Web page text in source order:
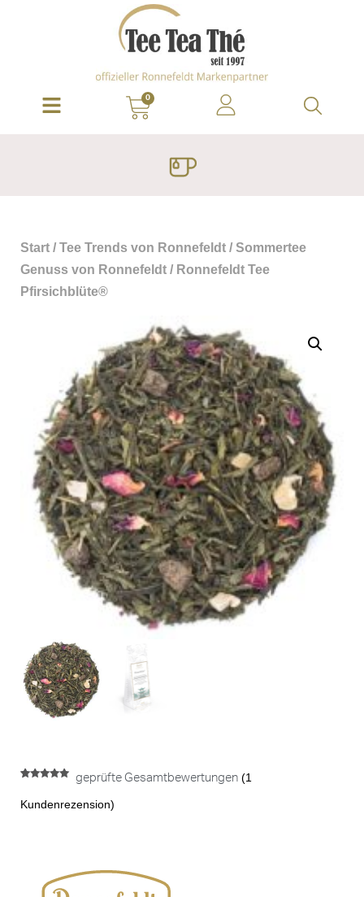
0
Start / Tee Trends von Ronnefeldt / Sommertee
Genuss von Ronnefeldt / Ronnefeldt Tee
Pfirsichblüte®
basierend
geprüfte Gesamtbewertungen (1
Kundenrezension)